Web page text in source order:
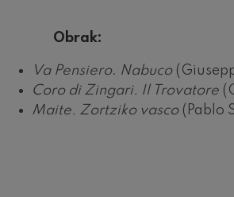
Obrak:
Va Pensiero. Nabuco
Coro di Zingari. Il Trovatore
Maite. Zortziko vasco(Pablo